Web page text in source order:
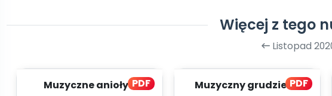
Więcej z tego
Listopad
PDF
Muzyczne anioły z
PDF
Muzyczny grudzień -